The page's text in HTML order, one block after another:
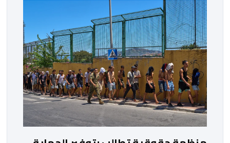
المعطيات المتوفرة، جاء توقيف المعني بالأمر […]